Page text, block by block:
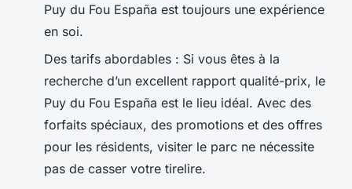
Puy du Fou España est toujours une expérience
en soi.
Des tarifs abordables : Si vous êtes à la
recherche d’un excellent rapport qualité-prix, le
Puy du Fou España est le lieu idéal. Avec des
forfaits spéciaux, des promotions et des offres
pour les résidents, visiter le parc ne nécessite
pas de casser votre tirelire.